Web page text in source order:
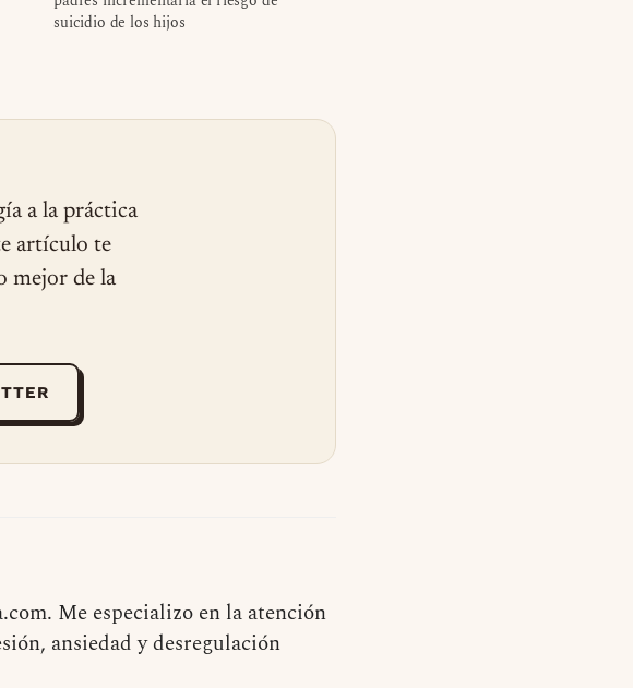
suicidio de los hijos
a la práctica
artículo te
mejor de la
Me especializo en la atención
ansiedad y desregulación